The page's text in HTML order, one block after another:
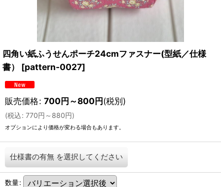
四角い紙ふうせんポーチ24cmファスナー(型紙／仕様
書）
[pattern-0027]
販売価格: 700円～800円(税別)
(税込: 770円 ～880円)
オプションにより価格が変わる場合もあります。
仕様書の有無 を選択してください
数量: